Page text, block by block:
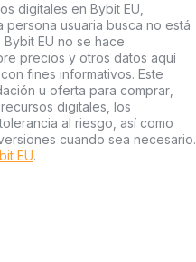
digitales en Bybit EU,
usuaria busca no está
EU no se hace
precios y otros datos aquí
fines informativos. Este
u oferta para comprar,
digitales, los
al riesgo, así como
cuando sea necesario.
EU.